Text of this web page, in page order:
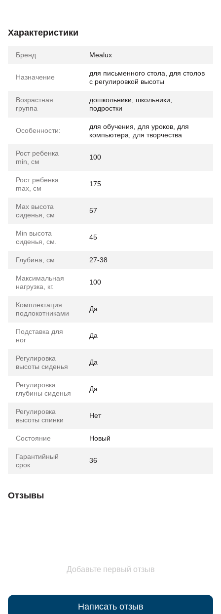
Характеристики
Бренд Mealux
Назначение
для письменного стола, для столов
с регулировкой высоты
Возрастная
группа
дошкольники, школьники,
подростки
Особенности:
для обучения, для уроков, для
компьютера, для творчества
Рост ребенка
min, см
100
Рост ребенка
max, см
175
Max высота
сиденья, см
57
Min высота
сиденья, см.
45
Глубина, см 27-38
Максимальная
нагрузка, кг.
100
Комплектация
подлокотниками
Да
Подставка для
ног
Да
Регулировка
высоты сиденья
Да
Регулировка
глубины сиденья
Да
Регулировка
высоты спинки
Нет
Состояние Новый
Гарантийный
срок
36
Отзывы
Добавьте первый отзыв
Написать отзыв